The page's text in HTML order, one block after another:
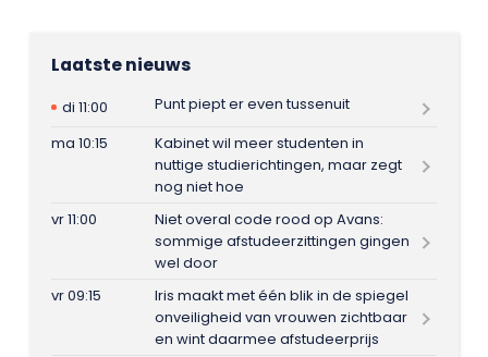
Laatste nieuws
di 11:00
Punt piept er even tussenuit
ma 10:15
Kabinet wil meer studenten in
nuttige studierichtingen, maar zegt
nog niet hoe
vr 11:00
Niet overal code rood op Avans:
sommige afstudeerzittingen gingen
wel door
vr 09:15
Iris maakt met één blik in de spiegel
onveiligheid van vrouwen zichtbaar
en wint daarmee afstudeerprijs